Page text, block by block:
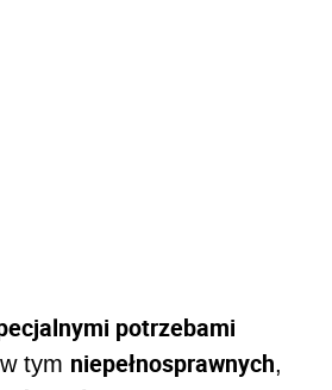
potrzebami
tym niepełnosprawnych,